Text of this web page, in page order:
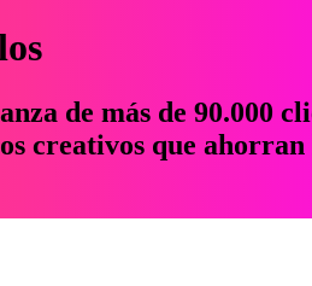
de más de 90.000
creativos que ahorran